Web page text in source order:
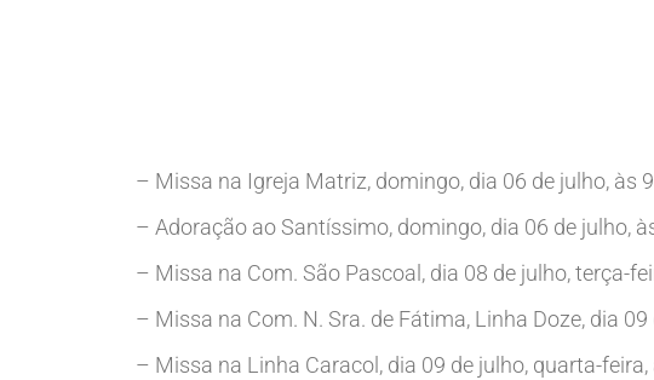
– Missa na Igreja Matriz, domingo, dia 06 de julho, às
– Adoração ao Santíssimo, domingo, dia 06 de julho,
– Missa na Com. São Pascoal, dia 08 de julho, terça-
– Missa na Com. N. Sra. de Fátima, Linha Doze, dia
– Missa na Linha Caracol, dia 09 de julho, quarta-feira,